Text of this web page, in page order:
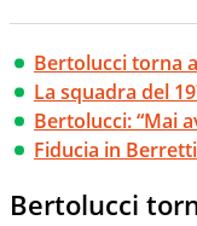
Bertolucci torna
La squadra del
Bertolucci: “Mai
Fiducia in
Bertolucci